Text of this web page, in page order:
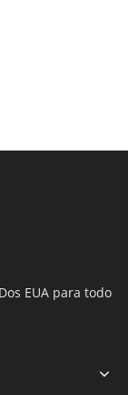
EUA para todo